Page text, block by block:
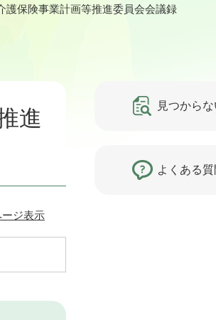
護保険事業計画等推進委員会会議録
進
ージ表示
見つから
よくある